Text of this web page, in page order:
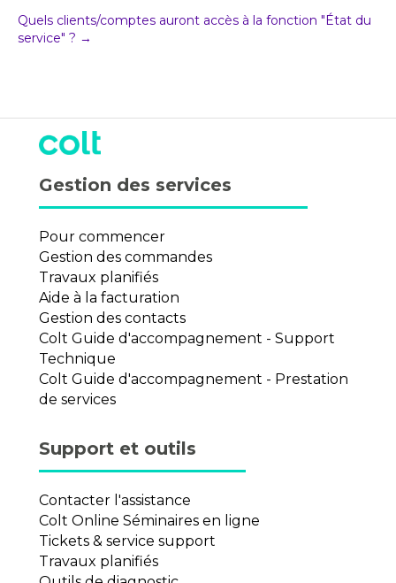
navigation
Quels clients/comptes auront accès à la fonction "État du
service" ? →
Gestion des services
Pour commencer
Gestion des commandes
Travaux planifiés
Aide à la facturation
Gestion des contacts
Colt Guide d'accompagnement - Support
Technique
Colt Guide d'accompagnement - Prestation
de services
Support et outils
Contacter l'assistance
Colt Online Séminaires en ligne
Tickets & service support
Travaux planifiés